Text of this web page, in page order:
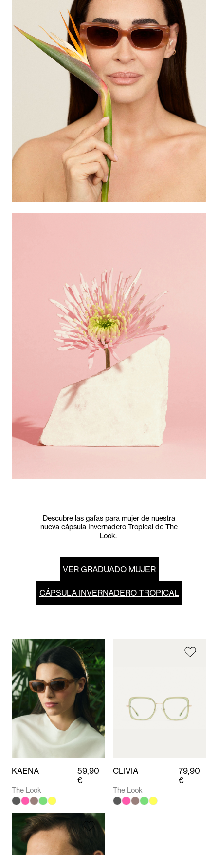
Descubre las gafas para mujer de nuestra
nueva cápsula Invernadero Tropical de The
Look.
VER GRADUADO MUJER
CÁPSULA INVERNADERO TROPICAL
KAENA
59,90
€
The Look
CLIVIA
79,90
€
The Look